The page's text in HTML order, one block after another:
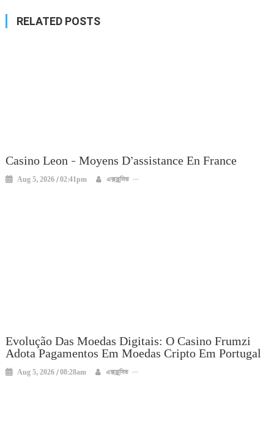
RELATED POSTS
Casino Leon – Moyens D’assistance En France
Aug 5, 2026 / 02:41pm এক্সক্লুসিভ
Evolução Das Moedas Digitais: O Casino Frumzi
Adota Pagamentos Em Moedas Cripto Em Portugal
Aug 5, 2026 / 08:28am এক্সক্লুসিভ